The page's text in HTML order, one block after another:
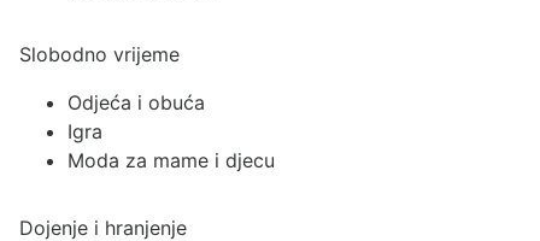
Slobodno vrijeme
Odjeća i obuća
Igra
Moda za mame i djecu
Dojenje i hranjenje